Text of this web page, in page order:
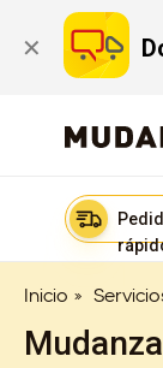
✕
Inicio »